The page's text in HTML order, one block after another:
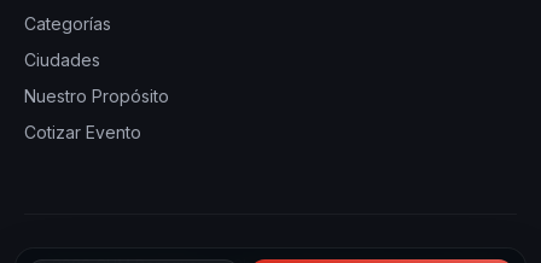
Categorías
Ciudades
Nuestro Propósito
Cotizar Evento